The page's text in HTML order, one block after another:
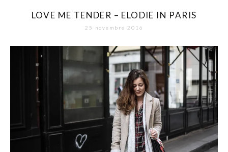
LOVE ME TENDER – ELODIE IN PARIS
25 novembre 2016